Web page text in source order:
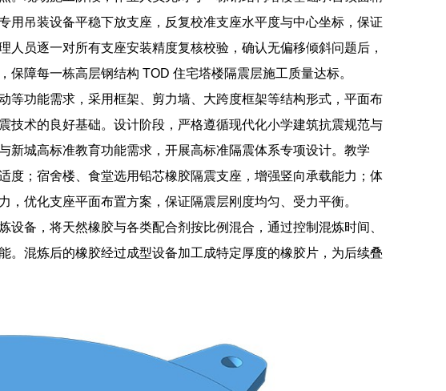
吊装设备平稳下放支座，反复校准支座水平度与中心坐标，保证
员逐一对所有支座安装精度复核校验，确认无偏移倾斜问题后，
障每一栋高层钢结构 TOD 住宅塔楼隔震层施工质量达标。
等功能需求，采用框架、剪力墙、大跨度框架等结构形式，平面布
技术的良好基础。设计阶段，严格遵循现代化小学建筑抗震规范与
城高标准教育功能需求，开展高标准隔震体系专项设计。教学
；宿舍楼、食堂选用铅芯橡胶隔震支座，增强竖向承载能力；体
优化支座平面布置方案，保证隔震层刚度均匀、受力平衡。
备，将天然橡胶与各类配合剂按比例混合，通过控制混炼时间、
混炼后的橡胶经过成型设备加工成特定厚度的橡胶片，为后续叠